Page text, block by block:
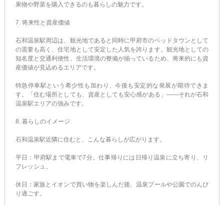
果物や野菜を購入できるのも暮らしの魅力です。
7. 将来性と資産価値
石和温泉駅周辺は、観光地であると同時に甲府市のベッドタウンとして
の需要も高く、住宅地として安定した人気を誇ります。観光地としての
知名度と交通利便性、生活環境の整備が揃っているため、将来的にも資
産価値が見込めるエリアです。
特急停車駅という希少性も加わり、今後も安定的な発展が期待できま
す。「住む場所としても、資産としても安心感がある」――それが石和
温泉駅エリアの強みです。
8. 暮らしのイメージ
石和温泉駅近隣に住むと、こんな暮らしが広がります。
平日：甲府駅まで電車で7分。仕事帰りには日帰り温泉に立ち寄り、リ
フレッシュ。
休日：家族とイオンで買い物を楽しんだ後、温泉プールや公園でのんび
り過ごす。